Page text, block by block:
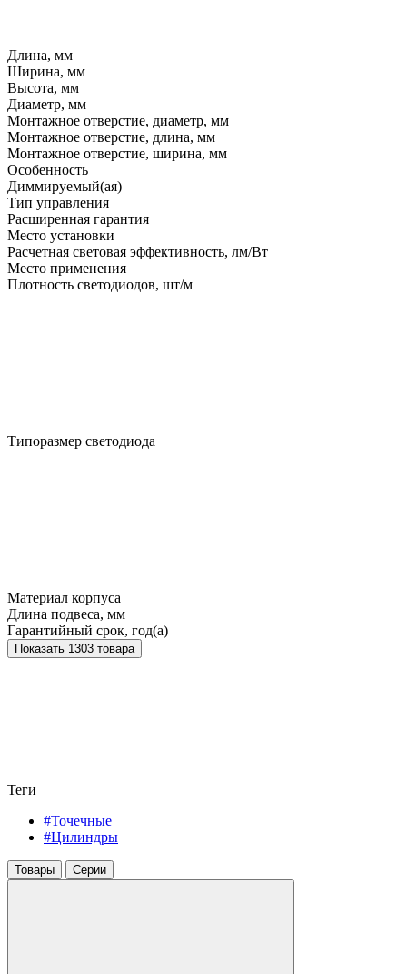
Длина, мм
Ширина, мм
Высота, мм
Диаметр, мм
Монтажное отверстие, диаметр, мм
Монтажное отверстие, длина, мм
Монтажное отверстие, ширина, мм
Особенность
Диммируемый(ая)
Тип управления
Расширенная гарантия
Место установки
Расчетная световая эффективность, лм/Вт
Место применения
Плотность светодиодов, шт/м
Типоразмер светодиода
Материал корпуса
Длина подвеса, мм
Гарантийный срок, год(а)
Показать 1303 товара
Теги
#Точечные
#Цилиндры
Товары Серии